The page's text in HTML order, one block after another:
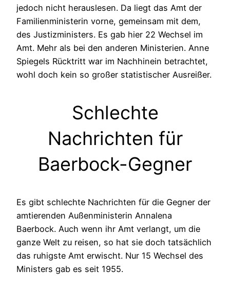
jedoch nicht herauslesen. Da liegt das Amt der
Familienministerin vorne, gemeinsam mit dem,
des Justizministers. Es gab hier 22 Wechsel im
Amt. Mehr als bei den anderen Ministerien. Anne
Spiegels Rücktritt war im Nachhinein betrachtet,
wohl doch kein so großer statistischer Ausreißer.
Schlechte
Nachrichten für
Baerbock-Gegner
Es gibt schlechte Nachrichten für die Gegner der
amtierenden Außenministerin Annalena
Baerbock. Auch wenn ihr Amt verlangt, um die
ganze Welt zu reisen, so hat sie doch tatsächlich
das ruhigste Amt erwischt. Nur 15 Wechsel des
Ministers gab es seit 1955.